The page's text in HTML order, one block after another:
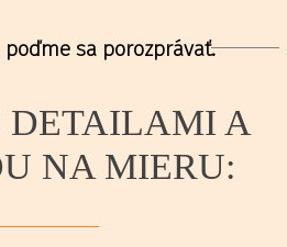
sa porozprávať.
DETAILAMI A
NA MIERU: